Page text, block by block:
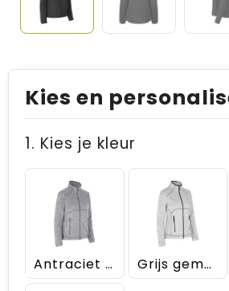
Kies en
1. Kies je kleur
Antraciet melange Grijs gemêleerd